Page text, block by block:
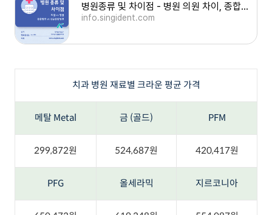
병원종류 및 차이점 - 병원 의원 차이, 종합병원 상급종합병원 차이
info.singident.com
치과 병원 재료별 크라운 평균 가격
메탈 Metal 금 (골드) PFM
299,872원 524,687원 420,417원
PFG 올세라믹 지르코니아